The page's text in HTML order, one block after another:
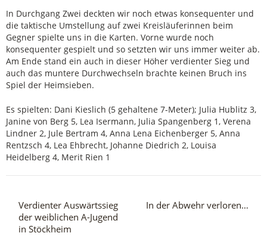
In Durchgang Zwei deckten wir noch etwas konsequenter und
die taktische Umstellung auf zwei Kreisläuferinnen beim
Gegner spielte uns in die Karten. Vorne wurde noch
konsequenter gespielt und so setzten wir uns immer weiter ab.
Am Ende stand ein auch in dieser Höher verdienter Sieg und
auch das muntere Durchwechseln brachte keinen Bruch ins
Spiel der Heimsieben.
Es spielten: Dani Kieslich (5 gehaltene 7-Meter); Julia Hublitz 3,
Janine von Berg 5, Lea Isermann, Julia Spangenberg 1, Verena
Lindner 2, Jule Bertram 4, Anna Lena Eichenberger 5, Anna
Rentzsch 4, Lea Ehbrecht, Johanne Diedrich 2, Louisa
Heidelberg 4, Merit Rien 1
Verdienter Auswärtssieg
der weiblichen A-Jugend
in Stöckheim
In der Abwehr verloren…